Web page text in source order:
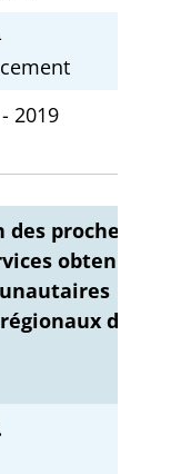
2019
proches
obtenus
du